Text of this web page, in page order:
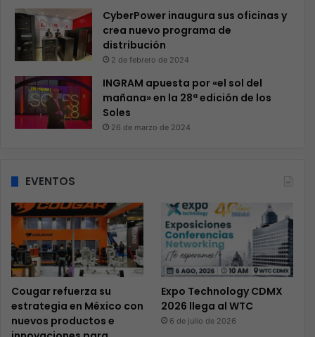
CyberPower inaugura sus oficinas y
crea nuevo programa de
distribución
2 de febrero de 2024
INGRAM apuesta por «el sol del
mañana» en la 28ª edición de los
Soles
26 de marzo de 2024
EVENTOS
Cougar refuerza su
estrategia en México con
nuevos productos e
Expo Technology CDMX
2026 llega al WTC
6 de julio de 2026